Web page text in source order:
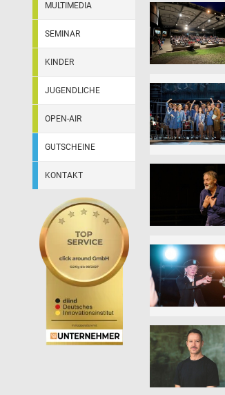
MULTIMEDIA
SEMINAR
KINDER
JUGENDLICHE
OPEN-AIR
GUTSCHEINE
KONTAKT